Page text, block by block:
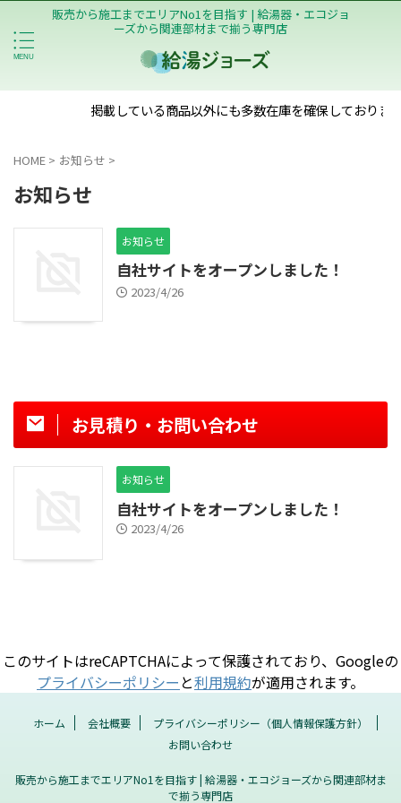
販売から施工までエリアNo1を目指す | 給湯器・エコジョ
ーズから関連部材まで揃う専門店
掲載している商品以外にも多数在庫を確保しておりま
HOME > お知らせ >
お知らせ
お知らせ
自社サイトをオープンしました！
2023/4/26
お見積り・お問い合わせ
お知らせ
自社サイトをオープンしました！
2023/4/26
このサイトはreCAPTCHAによって保護されており、Googleの
プライバシーポリシー と利用規約が適用されます。
ホーム 会社概要
プライバシーポリシー（個人情報保護方針）
お問い合わせ
販売から施工までエリアNo1を目指す | 給湯器・エコジョーズから関連部材ま
で揃う専門店